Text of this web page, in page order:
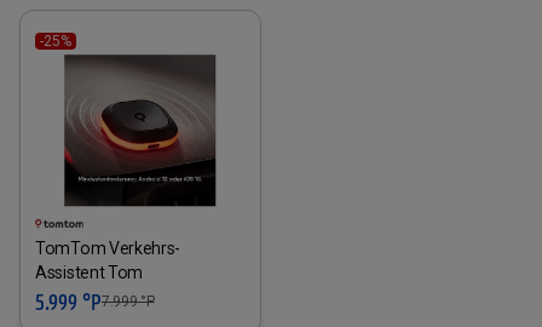
-25%
TomTom Verkehrs-
Assistent Tom
5.999 °P7.999°P